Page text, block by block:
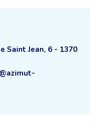
Saint Jean, 6 - 1370